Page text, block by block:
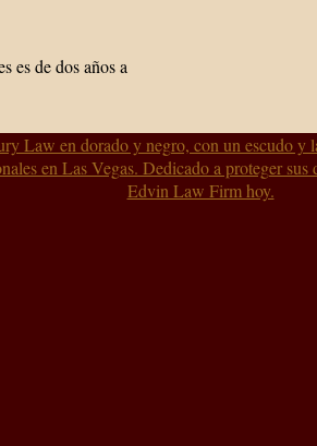
es de dos años a